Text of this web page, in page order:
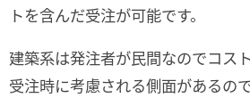
トを含んだ受注が可能です。
建築系は発注者が民間なのでコス
受注時に考慮される側面があるので